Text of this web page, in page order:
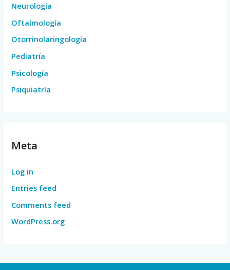
Neurología
Oftalmología
Otorrinolaringología
Pediatría
Psicología
Psiquiatría
Meta
Log in
Entries feed
Comments feed
WordPress.org